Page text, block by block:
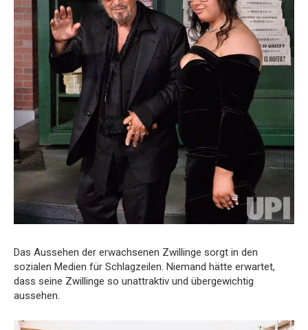
Das Aussehen der erwachsenen Zwillinge sorgt in den
sozialen Medien für Schlagzeilen. Niemand hätte erwartet,
dass seine Zwillinge so unattraktiv und übergewichtig
aussehen.